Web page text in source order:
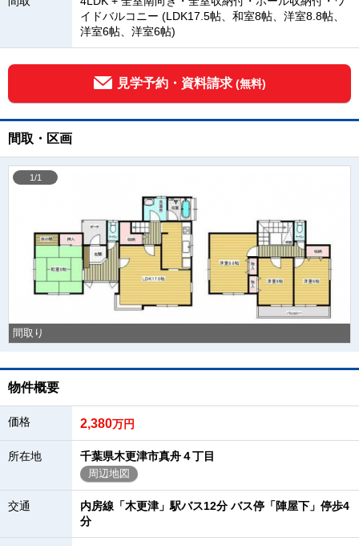
イドバルコニー (LDK17.5帖、和室8帖、洋室8.8帖、
洋室6帖、洋室6帖)
見学予約・資料請求 (無料)
間取・区画
間取り
1/1
物件概要
価格 2,380万円
所在地 千葉県木更津市真舟４丁目
周辺地図
交通
内房線「木更津」駅バス12分 バス停「陣屋下」停歩4
分